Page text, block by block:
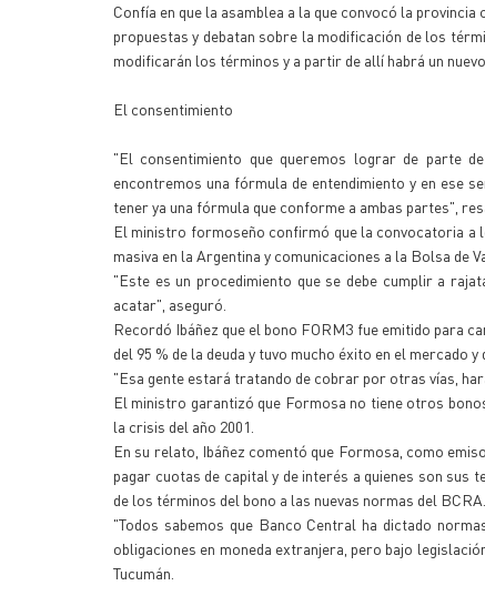
Confía en que la asamblea a la que convocó la
propuestas y debatan sobre la modificación de los
modificarán los términos y a partir de allí habrá un
El consentimiento
"El consentimiento que queremos lograr de parte
encontremos una fórmula de entendimiento y en ese
tener ya una fórmula que conforme a ambas partes",
El ministro formoseño confirmó que la convocatoria a
masiva en la Argentina y comunicaciones a la Bolsa de
"Este es un procedimiento que se debe cumplir a
acatar", aseguró.
Recordó Ibáñez que el bono FORM3 fue emitido para
del 95 % de la deuda y tuvo mucho éxito en el mercado
"Esa gente estará tratando de cobrar por otras vías,
El ministro garantizó que Formosa no tiene otros
la crisis del año 2001.
En su relato, Ibáñez comentó que Formosa, como
pagar cuotas de capital y de interés a quienes son sus
de los términos del bono a las nuevas normas del BCRA.
"Todos sabemos que Banco Central ha dictado
obligaciones en moneda extranjera, pero bajo
Tucumán.